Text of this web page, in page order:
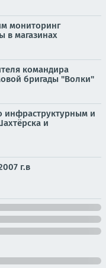
мониторинг
в магазинах
командира
бригады "Волки"
инфраструктурным и
и
г.в